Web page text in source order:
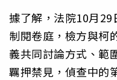
據了解，法院10月
制閱卷庭，檢方與柯
義共同討論方式、範
羈押禁見，偵查中的